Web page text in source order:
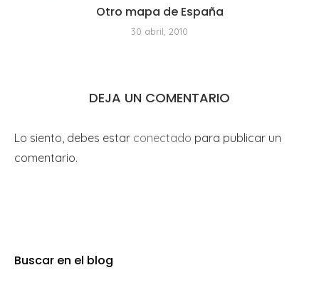
Otro mapa de España
30 abril, 2010
DEJA UN COMENTARIO
Lo siento, debes estar conectado para publicar un
comentario.
Buscar en el blog